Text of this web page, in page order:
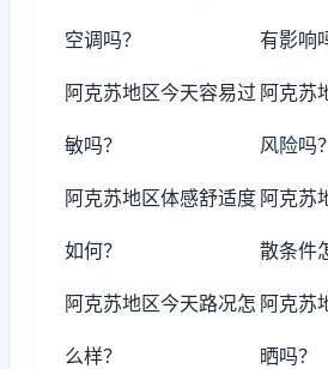
空调吗？ 有影响
阿克苏地区今天容易过
敏吗？
阿克苏
风险吗？
阿克苏地区体感舒适度
如何？
阿克苏
散条件
阿克苏地区今天路况怎
么样？
阿克苏
晒吗？